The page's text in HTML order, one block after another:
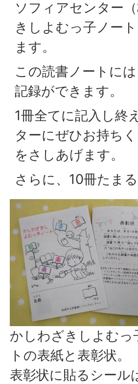
ソフィアセンター
きしよむっ子ノー
ます。
この読書ノートに
記録ができます。
1冊全てに記入し終
ターにぜひお持ち
をさしあげます。
さらに、10冊たま
かしわざきしよむっ
トの表紙と表彰状。
表彰状に貼るシール